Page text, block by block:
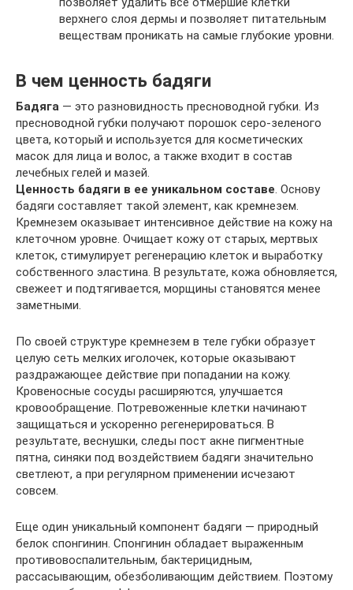
верхнего слоя дермы и позволяет питательным
веществам проникать на самые глубокие уровни.
В чем ценность бадяги
Бадяга — это разновидность пресноводной губки. Из
пресноводной губки получают порошок серо-зеленого
цвета, который и используется для косметических
масок для лица и волос, а также входит в состав
лечебных гелей и мазей.
Ценность бадяги в ее уникальном составе. Основу
бадяги составляет такой элемент, как кремнезем.
Кремнезем оказывает интенсивное действие на кожу на
клеточном уровне. Очищает кожу от старых, мертвых
клеток, стимулирует регенерацию клеток и выработку
собственного эластина. В результате, кожа обновляется,
свежеет и подтягивается, морщины становятся менее
заметными.
По своей структуре кремнезем в теле губки образует
целую сеть мелких иголочек, которые оказывают
раздражающее действие при попадании на кожу.
Кровеносные сосуды расширяются, улучшается
кровообращение. Потревоженные клетки начинают
защищаться и ускоренно регенерироваться. В
результате, веснушки, следы пост акне пигментные
пятна, синяки под воздействием бадяги значительно
светлеют, а при регулярном применении исчезают
совсем.
Еще один уникальный компонент бадяги — природный
белок спонгинин. Спонгинин обладает выраженным
противовоспалительным, бактерицидным,
рассасывающим, обезболивающим действием. Поэтому